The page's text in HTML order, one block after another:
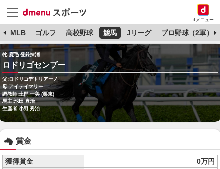
dメニュー
MLB ゴルフ 高校野球 競馬 Jリーグ プロ野球（2軍）
牝 鹿毛 登録抹消
ロドリゴセンプー
父:ロドリゴデトリアーノ
母:アイテイマリー
調教師:土門 一美 (栗東)
馬主:池田 豊治
生産者:小野 秀治
賞金
獲得賞金
0万円